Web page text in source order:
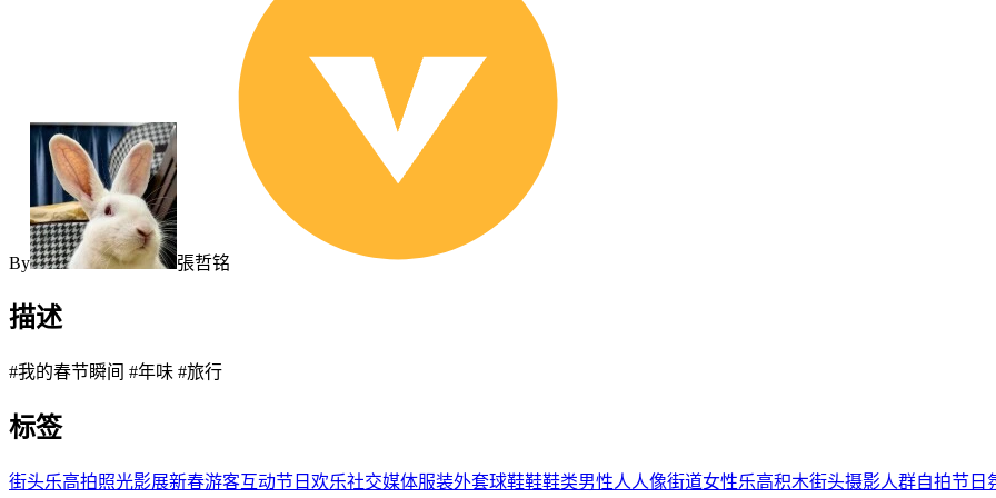
By 張哲铭
描述
#我的春节瞬间 #年味 #旅行
标签
街头乐高拍照光影展新春游客互动节日 欢乐社交媒体服装外套球鞋鞋鞋类男性人 人像街道女性乐高积木街头摄影人群自拍节日